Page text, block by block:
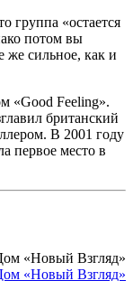
группа «остается
потом вы
же сильное, как и
«Good Feeling».
британский
В 2001 году
первое место в
«Новый Взгляд»